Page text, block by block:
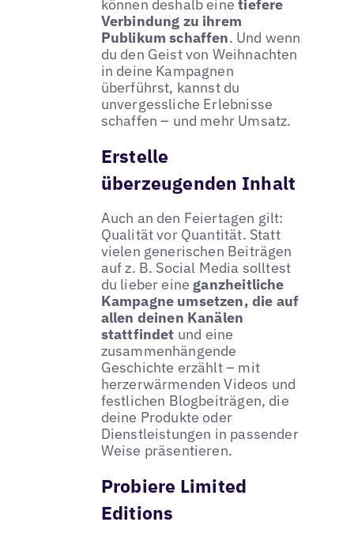
können deshalb einetiefere
Verbindung zu ihrem
Publikum schaffen. Und wenn
du den Geist von Weihnachten
in deine Kampagnen
überführst, kannst du
unvergessliche Erlebnisse
schaffen – und mehr Umsatz.
Erstelle
überzeugenden Inhalt
Auch an den Feiertagen gilt:
Qualität vor Quantität. Statt
vielen generischen Beiträgen
auf z. B. Social Media solltest
du lieber eineganzheitliche
Kampagne umsetzen, die auf
allen deinen Kanälen
stattfindet und eine
zusammenhängende
Geschichte erzählt – mit
herzerwärmenden Videos und
festlichen Blogbeiträgen, die
deine Produkte oder
Dienstleistungen in passender
Weise präsentieren.
Probiere Limited
Editions